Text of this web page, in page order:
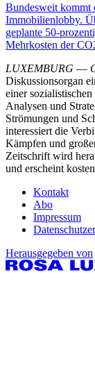
Bundesweit kommt
Immobilienlobby.
geplante 50-
Mehrkosten der
LUXEMBURG —
Diskussionsorgan
einer
Analysen und
Strömungen und
interessiert die
Kämpfen und
Zeitschrift wird
und erscheint
Kontakt
Abo
Impressum
Herausgegeben von